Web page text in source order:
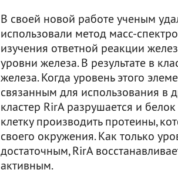
В своей новой работе ученым
использовали метод масс-
изучения ответной реакции
уровни железа. В результате в
железа. Когда уровень этого
связанным для использования в
кластер RirA разрушается и
клетку производить протеины,
своего окружения. Как только
достаточным, RirA
активным.